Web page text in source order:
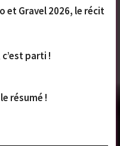
et Gravel 2026, le récit
parti !
résumé !